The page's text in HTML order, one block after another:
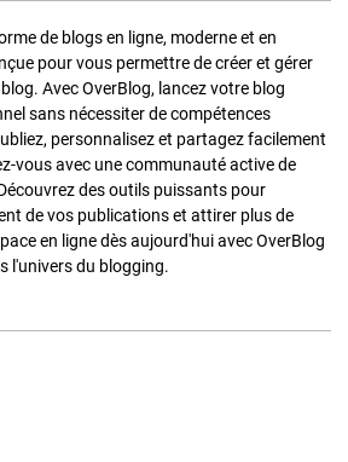
de blogs en ligne, moderne et en
pour vous permettre de créer et gérer
Avec OverBlog, lancez votre blog
sans nécessiter de compétences
personnalisez et partagez facilement
vous avec une communauté active de
des outils puissants pour
de vos publications et attirer plus de
en ligne dès aujourd'hui avec OverBlog
l'univers du blogging.